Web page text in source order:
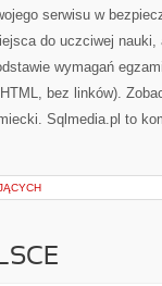
serwisu w
do uczciwej nauki,
wymagań
bez linków).
Sqlmedia.pl to